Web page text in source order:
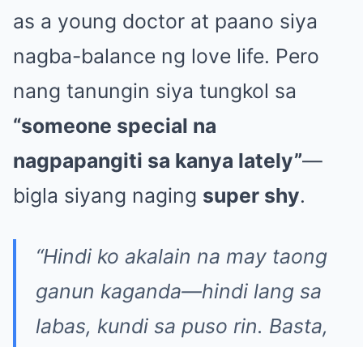
as a young doctor at paano siya
nagba-balance ng love life. Pero
nang tanungin siya tungkol sa
“someone special na
nagpapangiti sa kanya lately”—
bigla siyang naging super shy.
“Hindi ko akalain na may taong
ganun kaganda—hindi lang sa
labas, kundi sa puso rin. Basta,